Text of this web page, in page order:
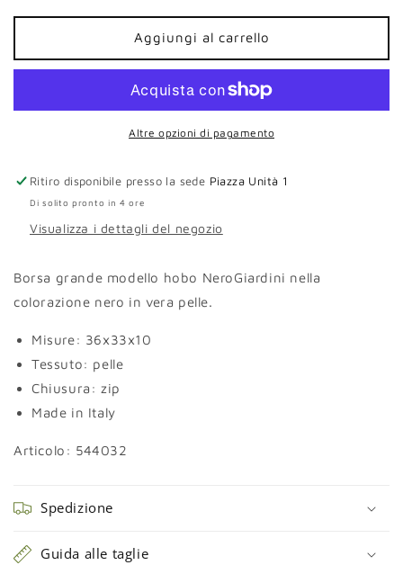
per
hobo
grande
pelle
per
Borsa
hobo
grande
NeroGiardini
pelle
nero
Aggiungi al carrello
Altre opzioni di pagamento
Ritiro disponibile presso la sede Piazza Unità 1
Di solito pronto in 4 ore
Visualizza i dettagli del negozio
Borsa grande modello hobo NeroGiardini nella
colorazione nero in vera pelle.
Misure: 36x33x10
Tessuto: pelle
Chiusura: zip
Made in Italy
Articolo: 544032
Spedizione
Guida alle taglie